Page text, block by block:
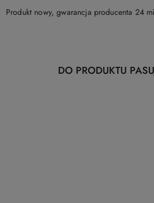
Produkt nowy, gwarancja producenta 24
Pomiń karuzelę produktów
Produkty
DO PRODUKTU